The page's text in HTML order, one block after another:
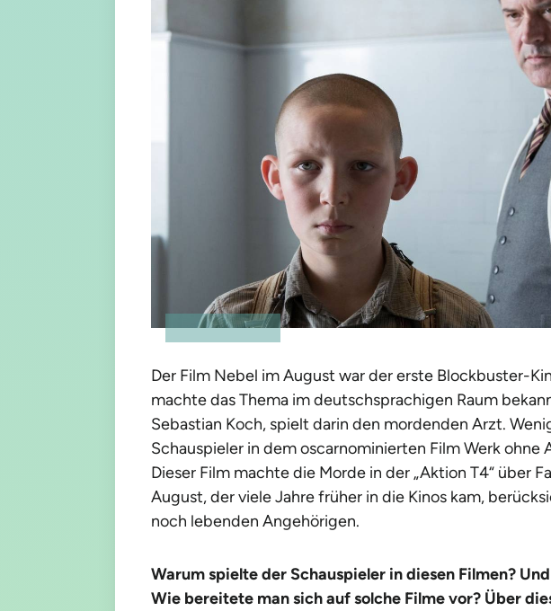
Der Film Nebel im August war der erste Blockbuster-
machte das Thema im deutschsprachigen Raum
Sebastian Koch, spielt darin den mordenden Arzt.
Schauspieler in dem oscarnominierten Film Werk ohne
Dieser Film machte die Morde in der „Aktion T4“ über
August, der viele Jahre früher in die Kinos kam,
noch lebenden Angehörigen.
Warum spielte der Schauspieler in diesen Filmen?
Wie bereitete man sich auf solche Filme vor? Über